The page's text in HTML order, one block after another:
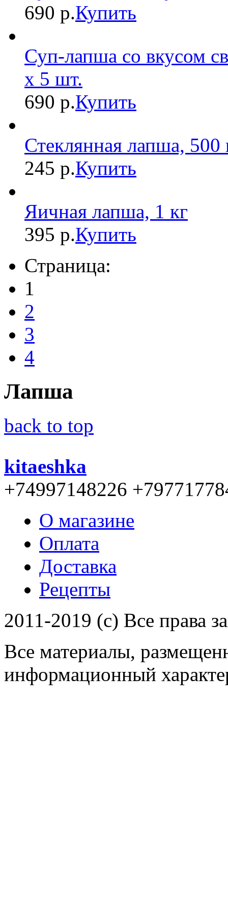
690 р.Купить
Суп-лапша со вкусом
х 5 шт.
690 р.Купить
Стеклянная лапша, 500
245 р.Купить
Яичная лапша, 1 кг
395 р.Купить
Страница:
1
2
3
4
Лапша
back to top
kitaeshka
+74997148226
О магазине
Оплата
Доставка
Рецепты
2011-2019 (c) Все права
Все материалы,
информационный